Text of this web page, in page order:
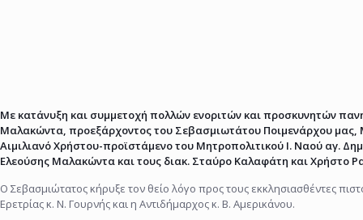
Με κατάνυξη και συμμετοχή πολλών ενοριτών και προσκυνητών
Μαλακώντα, προεξάρχοντος του Σεβασμιωτάτου Ποιμενάρχου μας,
Αιμιλιανό Χρήστου-προϊστάμενο του Μητροπολιτικού Ι. Ναού αγ.
Ελεούσης Μαλακώντα και τους διακ. Σταύρο Καλαφάτη και Χρήστο
Ο Σεβασμιώτατος κήρυξε τον θείο λόγο προς τους εκκλησιασθέντες
Ερετρίας κ. Ν. Γουρνής και η Αντιδήμαρχος κ. Β. Αμερικάνου.